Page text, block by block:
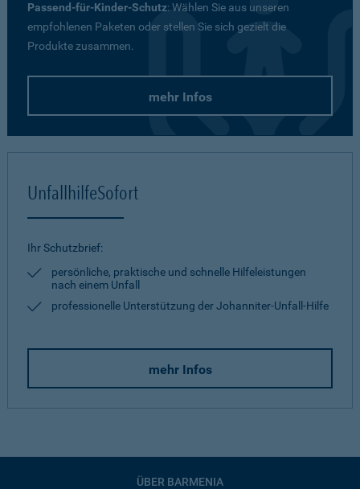
Passend-für-Kinder-Schutz: Wählen Sie aus unseren
empfohlenen Paketen oder stellen Sie sich gezielt die
Produkte zusammen.
mehr Infos
UnfallhilfeSofort
Ihr Schutzbrief:
persönliche, praktische und schnelle Hilfeleistungen
nach einem Unfall
professionelle Unterstützung der Johanniter-Unfall-Hilfe
mehr Infos
ÜBER BARMENIA